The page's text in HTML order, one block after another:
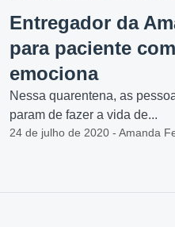
Entregador da
para paciente
emociona
Nessa quarentena, as
param de fazer a vida de...
24 de julho de 2020 - Amanda